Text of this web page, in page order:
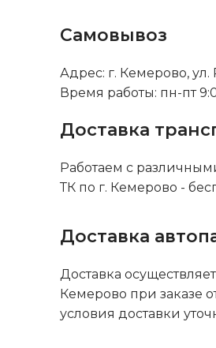
Самовывоз
Адрес: г. Кемерово, ул.
Время работы: пн-пт
Доставка
Работаем с
ТК по г. Кемерово -
Доставка
Доставка
Кемерово при заказе
условия доставки